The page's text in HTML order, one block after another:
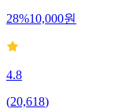
28%10,000원
4.8
(20,618)